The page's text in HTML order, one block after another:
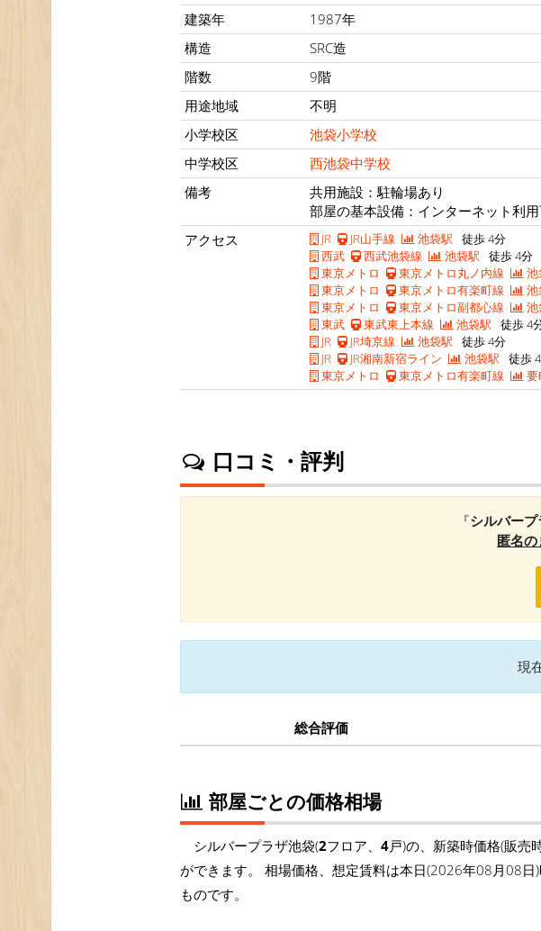
建築年
1987年
構造
SRC造
階数
9階
用途地域
不明
小学校区
池袋小学校
中学校区
西池袋中学校
備考
共用施設：駐輪場あり
部屋の基本設備：インターネット利
アクセス
JR JR山手線 池袋駅 徒歩 4分
西武
西武池袋線 池袋駅 徒歩 4分
東京メトロ
東京メトロ丸ノ内線 池
東京メトロ
東京メトロ有楽町線 池
東京メトロ
東京メトロ副都心線 池
東武
東武東上本線 池袋駅 徒歩 4
JR
JR埼京線 池袋駅 徒歩 4分
JR
JR湘南新宿ライン 池袋駅 徒歩
東京メトロ
東京メトロ有楽町線 要
口コミ・評判
『シルバー
匿名
現
総合評価
部屋ごとの価格相場
シルバープラザ池袋(2フロア、 4戸)の、新築時価格(販売
ができます。 相場価格、想定賃料は本日(2026年08月08
ものです。